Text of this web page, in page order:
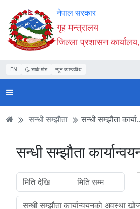
Accessibility
Mode
सुरु
गर्नुहोस्
सामाग्री
पढ्नुहाेस्
नेभिगेसन
पढ्नुहाेस्
वेबसाइट
खोजमा
जानुहोस्
नेपाल सरकार
गृह मन्त्रालय
जिल्ला प्रशासन
EN डार्क मोड न्यून व्यान्डविथ
सन्धी सम्झाैता सन्धी सम्झौता
सन्धी सम्झौता